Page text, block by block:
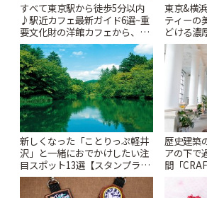
すべて東京駅から徒歩5分以内
♪駅近カフェ最新ガイド6選~重
要文化財の洋館カフェから、改
札すぐのレトロ喫茶まで~ | こと
りっぷ
東京&横
ティーの
どける濃
されるテ
ぷ
新しくなった「ことりっぷ軽井
沢」と一緒におでかけしたい注
目スポット13選【スタンプラリ
ー開催中】 | ことりっぷ
歴史建築
アの下で
間「